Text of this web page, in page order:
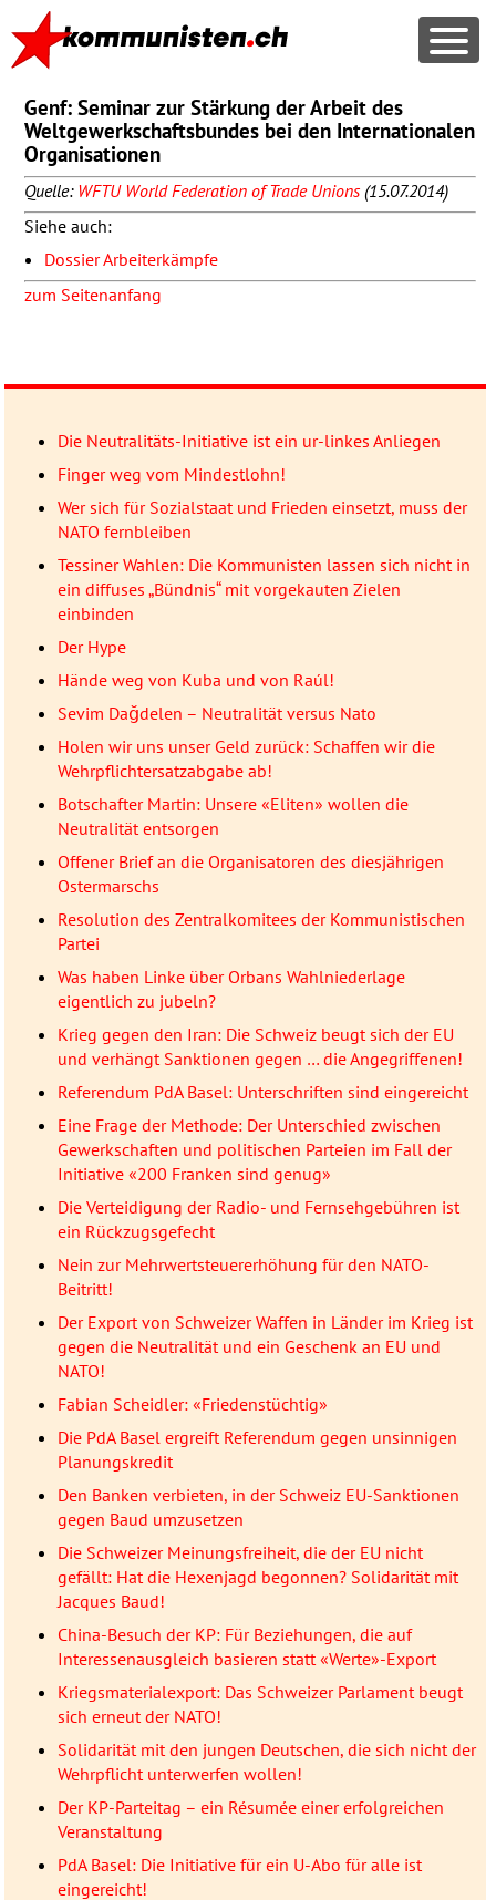
Genf: Seminar zur Stärkung der Arbeit des
Weltgewerkschaftsbundes bei den Internationalen
Organisationen
Quelle: WFTUWorld Federation of Trade Unions(15.07.2014)
Siehe auch:
Dossier Arbeiterkämpfe
zum Seitenanfang
Die Neutralitäts-Initiative ist ein ur-linkes Anliegen
Finger weg vom Mindestlohn!
Wer sich für Sozialstaat und Frieden einsetzt, muss der
NATO fernbleiben
Tessiner Wahlen: Die Kommunisten lassen sich nicht in
ein diffuses „Bündnis“ mit vorgekauten Zielen
einbinden
Der Hype
Hände weg von Kuba und von Raúl!
Sevim Dağdelen – Neutralität versus Nato
Holen wir uns unser Geld zurück: Schaffen wir die
Wehrpflichtersatzabgabe ab!
Botschafter Martin: Unsere «Eliten» wollen die
Neutralität entsorgen
Offener Brief an die Organisatoren des diesjährigen
Ostermarschs
Resolution des Zentralkomitees der Kommunistischen
Partei
Was haben Linke über Orbans Wahlniederlage
eigentlich zu jubeln?
Krieg gegen den Iran: Die Schweiz beugt sich der EU
und verhängt Sanktionen gegen … die Angegriffenen!
Referendum PdA Basel: Unterschriften sind eingereicht
Eine Frage der Methode: Der Unterschied zwischen
Gewerkschaften und politischen Parteien im Fall der
Initiative «200 Franken sind genug»
Die Verteidigung der Radio- und Fernsehgebühren ist
ein Rückzugsgefecht
Nein zur Mehrwertsteuererhöhung für den NATO-
Beitritt!
Der Export von Schweizer Waffen in Länder im Krieg ist
gegen die Neutralität und ein Geschenk an EU und
NATO!
Fabian Scheidler: «Friedenstüchtig»
Die PdA Basel ergreift Referendum gegen unsinnigen
Planungskredit
Den Banken verbieten, in der Schweiz EU-Sanktionen
gegen Baud umzusetzen
Die Schweizer Meinungsfreiheit, die der EU nicht
gefällt: Hat die Hexenjagd begonnen? Solidarität mit
Jacques Baud!
China-Besuch der KP: Für Beziehungen, die auf
Interessenausgleich basieren statt «Werte»-Export
Kriegsmaterialexport: Das Schweizer Parlament beugt
sich erneut der NATO!
Solidarität mit den jungen Deutschen, die sich nicht der
Wehrpflicht unterwerfen wollen!
Der KP-Parteitag – ein Résumée einer erfolgreichen
Veranstaltung
PdA Basel: Die Initiative für ein U-Abo für alle ist
eingereicht!